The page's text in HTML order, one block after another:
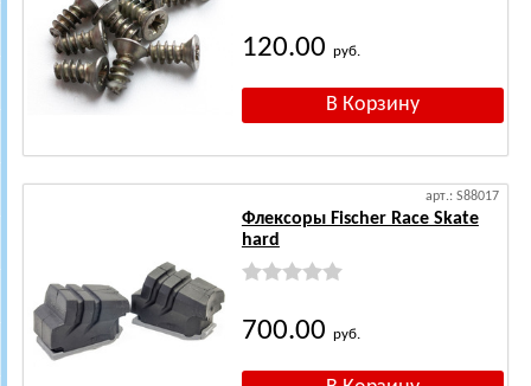
120.00 руб.
арт.: S88017
Флексоры Fischer Race Skate
hard
700.00 руб.